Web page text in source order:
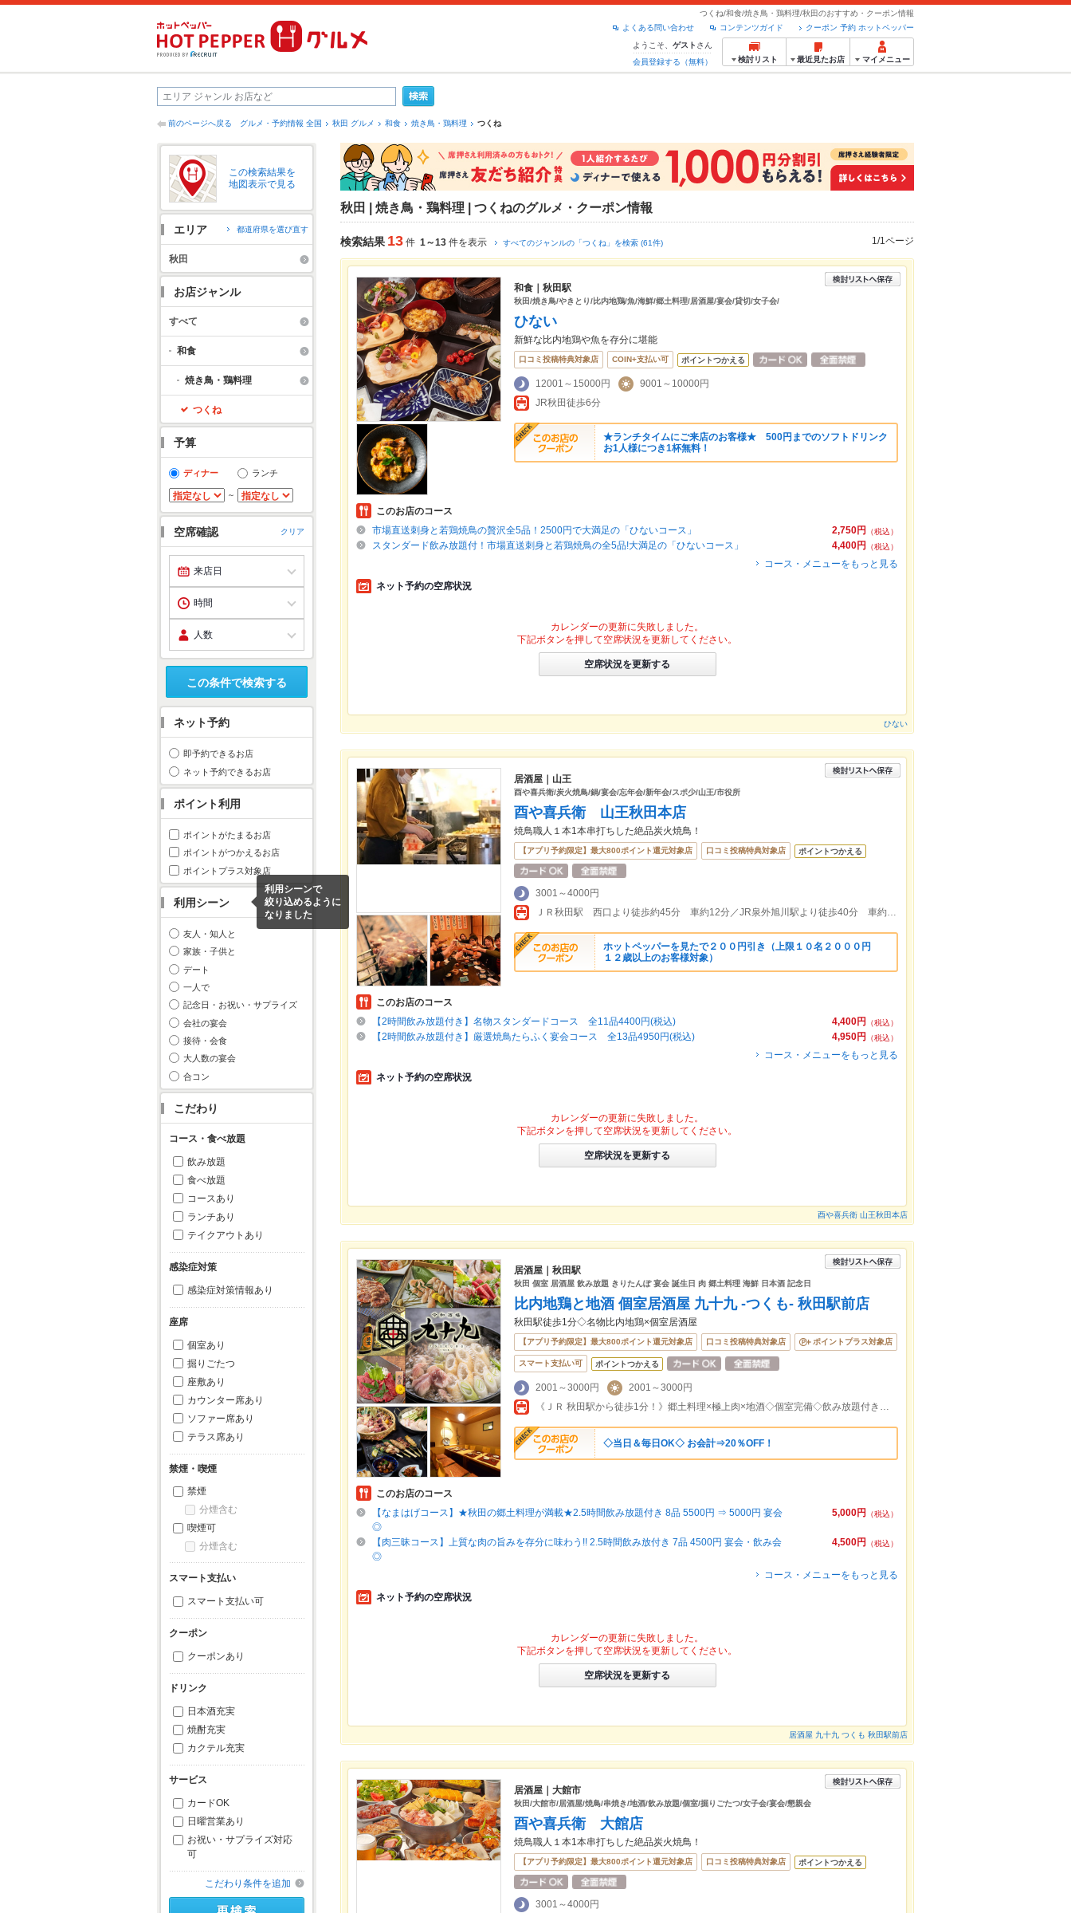
つくね/和食/焼き鳥・鶏料理/秋田のおすすめ・クーポン情報
クーポン 予約 ホットペッパー
コンテンツガイド
よくある問い合わせ
ようこそ、 ゲスト さん
会員登録する（無料）
検討リスト 最近見たお店 マイメニュー
前のページへ戻る グルメ・予約情報 全国 秋田 グルメ 和食 焼き鳥・鶏料理 つくね
この検索結果を
地図表示で見る
エリア 都道府県を選び直す
秋田
お店ジャンル
すべて
和食
焼き鳥・鶏料理
つくね
予算
ディナー ランチ
～
空席確認 クリア
この条件で検索する
ネット予約
即予約できるお店
ネット予約できるお店
ポイント利用
ポイントがたまるお店
ポイントがつかえるお店
ポイントプラス対象店
利用シーン
利用シーンで
絞り込めるように
なりました
友人・知人と
家族・子供と
デート
一人で
記念日・お祝い・サプライズ
会社の宴会
接待・会食
大人数の宴会
合コン
こだわり
コース・食べ放題
飲み放題
食べ放題
コースあり
ランチあり
テイクアウトあり
感染症対策
感染症対策情報あり
座席
個室あり
掘りごたつ
座敷あり
カウンター席あり
ソファー席あり
テラス席あり
禁煙・喫煙
禁煙
分煙含む
喫煙可
分煙含む
スマート支払い
スマート支払い可
クーポン
クーポンあり
ドリンク
日本酒充実
焼酎充実
カクテル充実
サービス
カードOK
日曜営業あり
お祝い・サプライズ対応
可
こだわり条件を追加
秋田 | 焼き鳥・鶏料理 | つくねのグルメ・クーポン情報
検索結果 13 件 1～13 件を表示 すべてのジャンルの「つくね」を検索 (61件) 1/1ページ
和食｜秋田駅
秋田/焼き鳥/やきとり/比内地鶏/魚/海鮮/郷土料理/居酒屋/宴会/貸切/女子会/
ひない
新鮮な比内地鶏や魚を存分に堪能
口コミ投稿特典対象店 COIN+支払い可 ポイントつかえる
12001～15000円
9001～10000円
JR秋田徒歩6分
★ランチタイムにご来店のお客様★ 500円までのソフトドリンク
お1人様につき1杯無料！
このお店のコース
2,750円
（税込）
市場直送刺身と若鶏焼鳥の贅沢全5品！2500円で大満足の「ひないコース」
4,400円
（税込）
スタンダード飲み放題付！市場直送刺身と若鶏焼鳥の全5品!大満足の「ひないコース」
コース・メニューをもっと見る
ネット予約の空席状況
カレンダーの更新に失敗しました。
下記ボタンを押して空席状況を更新してください。
空席状況を更新する
ひない
居酒屋｜山王
酉や喜兵衛/炭火焼鳥/鍋/宴会/忘年会/新年会/スポ少/山王/市役所
酉や喜兵衛 山王秋田本店
焼鳥職人１本1本串打ちした絶品炭火焼鳥！
【アプリ予約限定】最大800ポイント還元対象店 口コミ投稿特典対象店 ポイントつかえる
3001～4000円
ＪＲ秋田駅 西口より徒歩約45分 車約12分／JR泉外旭川駅より徒歩40分 車約10分
ホットペッパーを見たで２００円引き（上限１０名２０００円
１２歳以上のお客様対象）
このお店のコース
4,400円
（税込）
【2時間飲み放題付き】名物スタンダードコース 全11品4400円(税込)
4,950円
（税込）
【2時間飲み放題付き】厳選焼鳥たらふく宴会コース 全13品4950円(税込)
コース・メニューをもっと見る
ネット予約の空席状況
カレンダーの更新に失敗しました。
下記ボタンを押して空席状況を更新してください。
空席状況を更新する
酉や喜兵衛 山王秋田本店
居酒屋｜秋田駅
秋田 個室 居酒屋 飲み放題 きりたんぽ 宴会 誕生日 肉 郷土料理 海鮮 日本酒 記念日
比内地鶏と地酒 個室居酒屋 九十九 -つくも- 秋田駅前店
秋田駅徒歩1分◇名物比内地鶏×個室居酒屋
【アプリ予約限定】最大800ポイント還元対象店 口コミ投稿特典対象店 ポイントプラス対象店
スマート支払い可 ポイントつかえる
2001～3000円
2001～3000円
《ＪＲ 秋田駅から徒歩1分！》郷土料理×極上肉×地酒◇個室完備◇飲み放題付き宴会コースは3,000円～◎
◇当日＆毎日OK◇ お会計⇒20％OFF！
このお店のコース
5,000円
（税込）
【なまはげコース】★秋田の郷土料理が満載★2.5時間飲み放題付き 8品 5500円 ⇒ 5000円 宴会
◎
4,500円
（税込）
【肉三昧コース】上質な肉の旨みを存分に味わう!! 2.5時間飲み放付き 7品 4500円 宴会・飲み会
◎
コース・メニューをもっと見る
ネット予約の空席状況
カレンダーの更新に失敗しました。
下記ボタンを押して空席状況を更新してください。
空席状況を更新する
居酒屋 九十九 つくも 秋田駅前店
居酒屋｜大館市
秋田/大館市/居酒屋/焼鳥/串焼き/地酒/飲み放題/個室/掘りごたつ/女子会/宴会/懇親会
酉や喜兵衛 大館店
焼鳥職人１本1本串打ちした絶品炭火焼鳥！
【アプリ予約限定】最大800ポイント還元対象店 口コミ投稿特典対象店 ポイントつかえる
3001～4000円